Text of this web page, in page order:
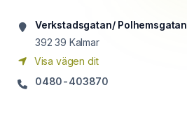
Verkstadsgatan/ Polhemsgatan
392 39 Kalmar
Visa vägen dit
0480-403870